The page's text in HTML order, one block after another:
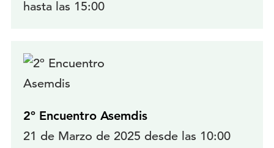
hasta las 15:00
2º Encuentro Asemdis
21 de Marzo de 2025 desde las 10:00